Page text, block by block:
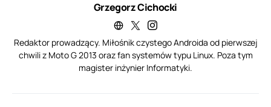
Grzegorz Cichocki
Redaktor prowadzący. Miłośnik czystego Androida od pierwszej
chwili z Moto G 2013 oraz fan systemów typu Linux. Poza tym
magister inżynier Informatyki.